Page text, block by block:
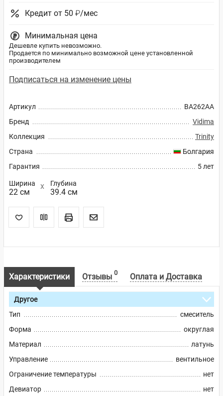
Артикул
BA262AA
Бренд
Vidima
Коллекция
Trinity
Страна
Болгария
Гарантия
5 лет
Ширина
22 см
Глубина
39.4 см
Кредит от 50 ₽/мес
Минимальная цена
Дешевле купить невозможно.
Продается по минимально возможной цене установленной
производителем
Подписаться на изменение цены
Характеристики Отзывы 0 Оплата и Доставка
Другое
Тип
смеситель
Форма
округлая
Материал
латунь
Управление
вентильное
Ограничение температуры
нет
Девиатор
нет